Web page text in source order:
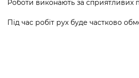
Підприємства, установи,
Kyiv International Relations
Уряд» – місцевий рівень»
Важливе під час воєнного
Роботи виконають за сприятливих
Під час робіт рух буде частково